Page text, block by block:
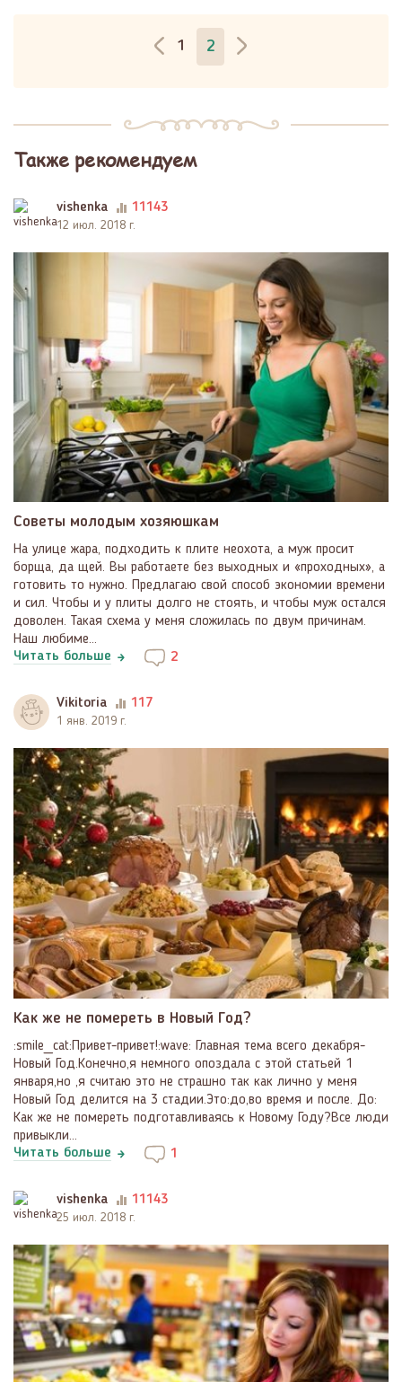
1 2
Также рекомендуем
vishenka 11143
12 июл. 2018 г.
Советы молодым хозяюшкам
На улице жара, подходить к плите неохота, а муж просит
борща, да щей. Вы работаете без выходных и «проходных», а
готовить то нужно. Предлагаю свой способ экономии времени
и сил. Чтобы и у плиты долго не стоять, и чтобы муж остался
доволен. Такая схема у меня сложилась по двум причинам.
Наш любиме...
Читать больше
2
Vikitoria 117
1 янв. 2019 г.
Как же не помереть в Новый Год?
:smile_cat:Привет-привет!:wave: Главная тема всего декабря-
Новый Год.Конечно,я немного опоздала с этой статьей 1
января,но ,я считаю это не страшно так как лично у меня
Новый Год делится на 3 стадии.Это:до,во время и после. До:
Как же не помереть подготавливаясь к Новому Году?Все люди
привыкли...
Читать больше
1
vishenka 11143
25 июл. 2018 г.